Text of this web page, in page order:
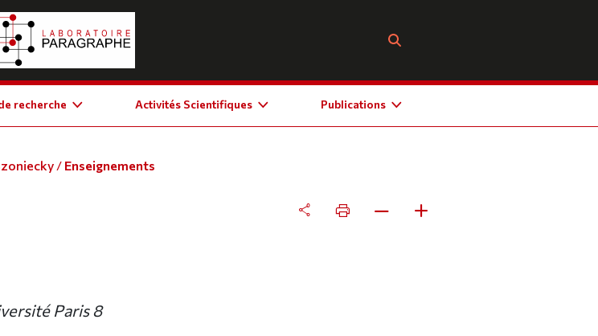
recherche Activités Scientifiques Publications
/ Enseignements
Paris 8